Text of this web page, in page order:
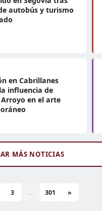
autobús y turismo
en Cabrillanes
influencia de
en el arte
MÁS NOTICIAS
3 ... 301 »